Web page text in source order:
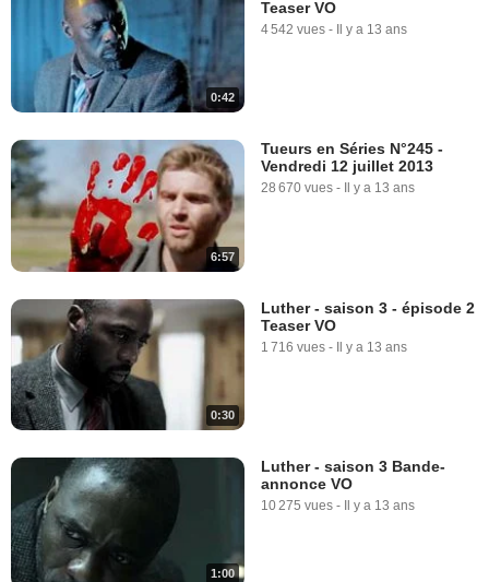
0:42
Teaser VO
4 542 vues - Il y a 13 ans
6:57
Tueurs en Séries N°245 -
Vendredi 12 juillet 2013
28 670 vues - Il y a 13 ans
0:30
Luther - saison 3 - épisode 2
Teaser VO
1 716 vues - Il y a 13 ans
1:00
Luther - saison 3 Bande-
annonce VO
10 275 vues - Il y a 13 ans